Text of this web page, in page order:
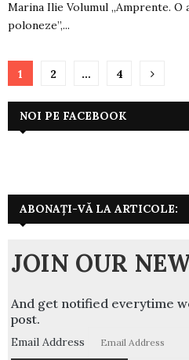
Marina Ilie Volumul „Amprente.
poloneze”,...
Paginație
articole
1 2 … 4
NOI PE FACEBOOK
ABONAȚI-VĂ LA ARTICOLE:
JOIN OUR
And get notified everytime
post.
Email Address